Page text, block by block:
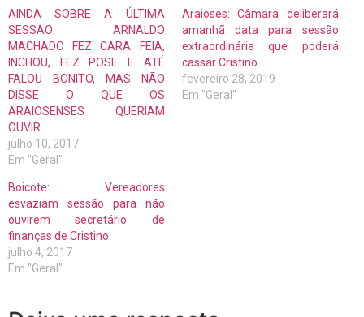
AINDA SOBRE A ÚLTIMA
SESSÃO: ARNALDO
MACHADO FEZ CARA FEIA,
INCHOU, FEZ POSE E ATÉ
FALOU BONITO, MAS NÃO
DISSE O QUE OS
ARAIOSENSES QUERIAM
OUVIR
julho 10, 2017
Em "Geral"
Araioses: Câmara deliberará
amanhã data para sessão
extraordinária que poderá
cassar Cristino
fevereiro 28, 2019
Em "Geral"
Boicote: Vereadores
esvaziam sessão para não
ouvirem secretário de
finanças de Cristino
julho 4, 2017
Em "Geral"